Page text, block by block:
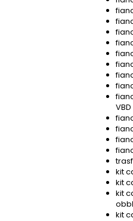
VBD
kit
kit
kit
kit